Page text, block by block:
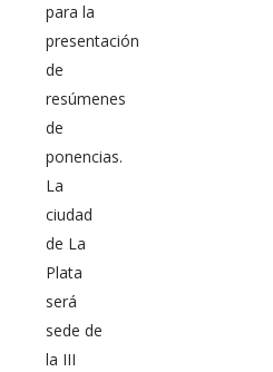
para la
presentación
de
resúmenes
de
ponencias.
La
ciudad
de La
Plata
será
sede de
la III